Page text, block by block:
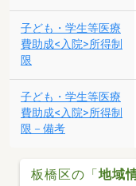
子ども・学生等医療
費助成<入院>所得制
限
子ども・学生等医療
費助成<入院>所得制
限－備考
板橋区の「地域